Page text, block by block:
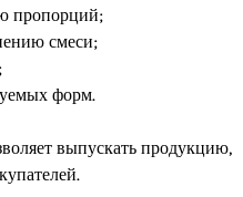
пропорций;
смеси;
форм.
выпускать продукцию,